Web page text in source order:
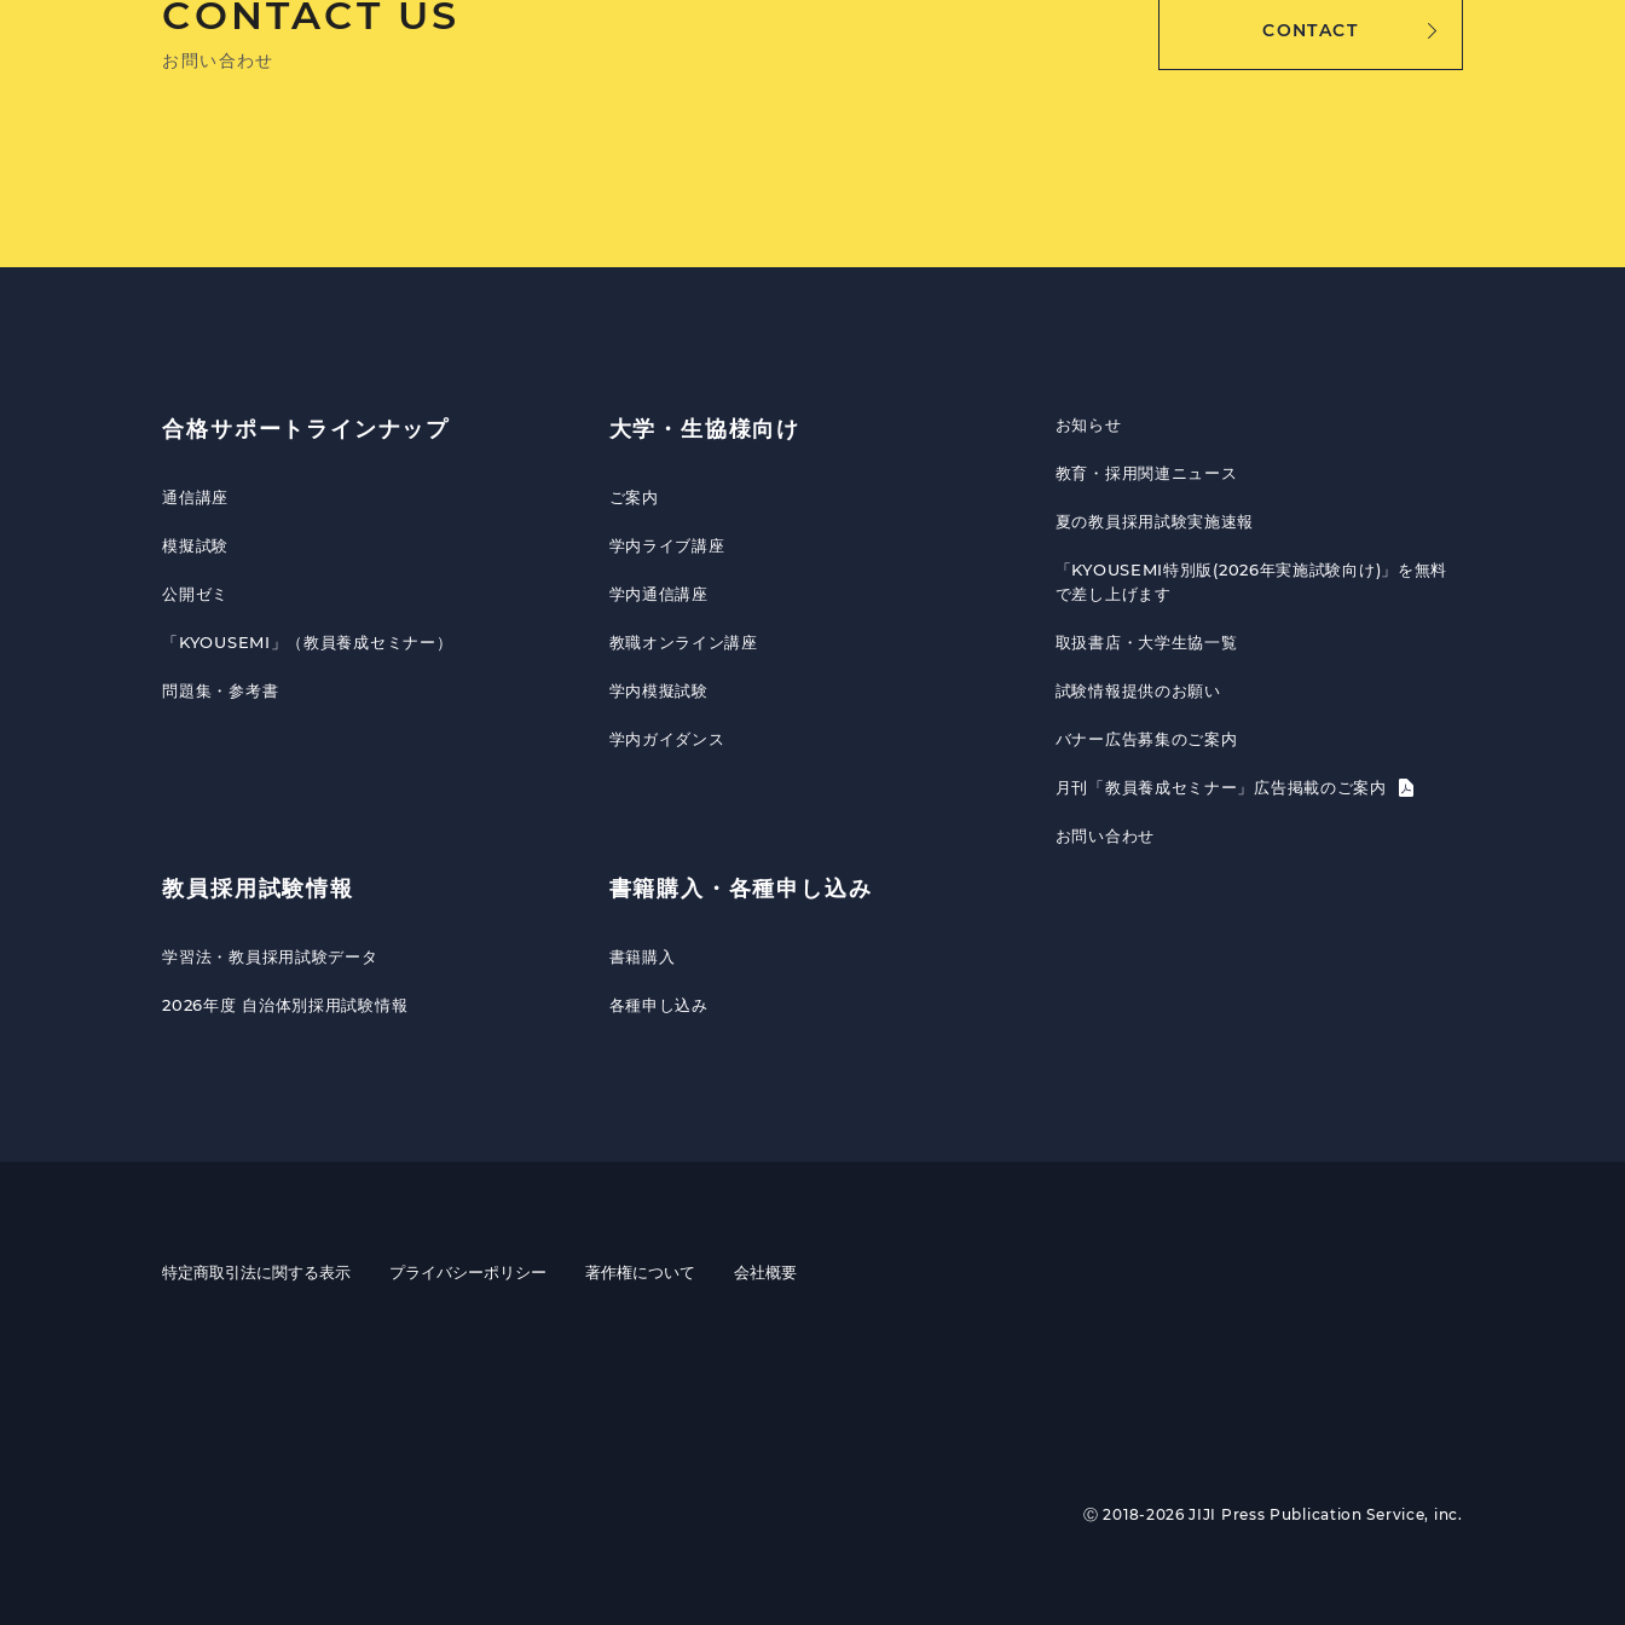
CONTACT US
お問い合わせ
CONTACT
合格サポートラインナップ
通信講座
模擬試験
公開ゼミ
「KYOUSEMI」（教員養成セミナー）
問題集・参考書
教員採用試験情報
学習法・教員採用試験データ
2026年度 自治体別採用試験情報
大学・生協様向け
ご案内
学内ライブ講座
学内通信講座
教職オンライン講座
学内模擬試験
学内ガイダンス
書籍購入・各種申し込み
書籍購入
各種申し込み
お知らせ
教育・採用関連ニュース
夏の教員採用試験実施速報
「KYOUSEMI特別版(2026年実施試験向け)」を無料
で差し上げます
取扱書店・大学生協一覧
試験情報提供のお願い
バナー広告募集のご案内
月刊「教員養成セミナー」広告掲載のご案内
お問い合わせ
特定商取引法に関する表示 プライバシーポリシー 著作権について 会社概要
Ⓒ 2018-2026 JIJI Press Publication Service, inc.